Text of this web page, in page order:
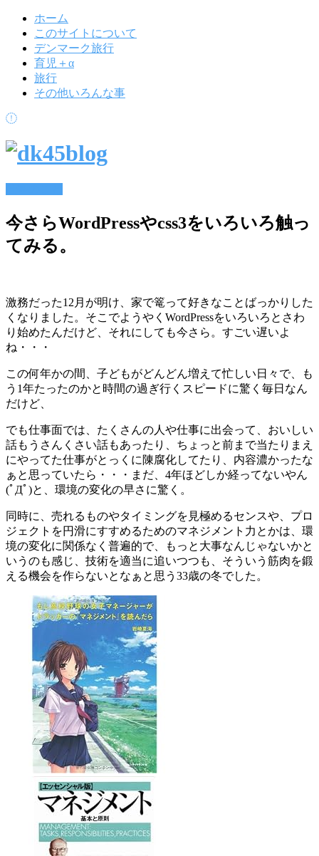
ホーム
このサイトについて
デンマーク旅行
育児＋α
旅行
その他いろんな事
今さらWordPressやcss3をいろいろ触っ
てみる。
激務だった12月が明け、家で篭って好きなことばっかりした
くなりました。そこでようやくWordPressをいろいろとさわ
り始めたんだけど、それにしても今さら。すごい遅いよ
ね・・・
この何年かの間、子どもがどんどん増えて忙しい日々で、も
う1年たったのかと時間の過ぎ行くスピードに驚く毎日なん
だけど、
でも仕事面では、たくさんの人や仕事に出会って、おいしい
話もうさんくさい話もあったり、ちょっと前まで当たりまえ
にやってた仕事がとっくに陳腐化してたり、内容濃かったな
ぁと思っていたら・・・まだ、4年ほどしか経ってないやん
(ﾟДﾟ)と、環境の変化の早さに驚く。
同時に、売れるものやタイミングを見極めるセンスや、プロ
ジェクトを円滑にすすめるためのマネジメント力とかは、環
境の変化に関係なく普遍的で、もっと大事なんじゃないかと
いうのも感じ、技術を適当に追いつつも、そういう筋肉を鍛
える機会を作らないとなぁと思う33歳の冬でした。